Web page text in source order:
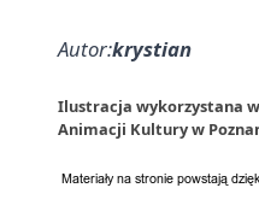
Autor:krystian
Ilustracja wykorzystana
Animacji Kultury w